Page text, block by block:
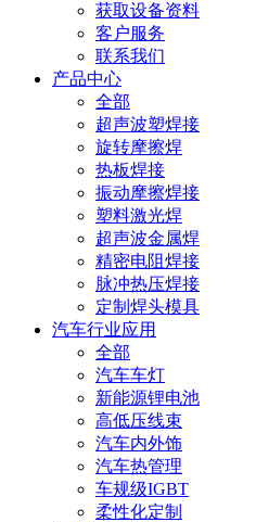
获取设备资料
客户服务
联系我们
产品中心
全部
超声波塑焊接
旋转摩擦焊
热板焊接
振动摩擦焊接
塑料激光焊
超声波金属焊
精密电阻焊接
脉冲热压焊接
定制焊头模具
汽车行业应用
全部
汽车车灯
新能源锂电池
高低压线束
汽车内外饰
汽车热管理
车规级IGBT
柔性化定制